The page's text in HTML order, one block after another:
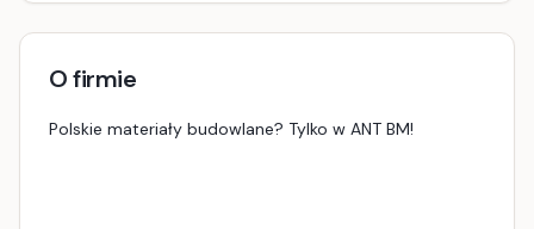
O firmie
Polskie materiały budowlane? Tylko w ANT BM!